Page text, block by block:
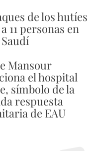
de los hutíes
11 personas en
Mansour
el hospital
símbolo de la
respuesta
de EAU